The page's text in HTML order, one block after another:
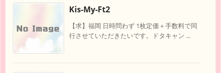
Kis-My-Ft2
【求】福岡 日時問わず 1枚定価＋手数料で同
行させていただきたいです。ドタキャン ...